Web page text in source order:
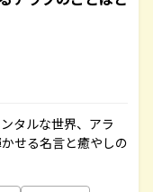
タルな世界、アラ
せる名言と癒やしの